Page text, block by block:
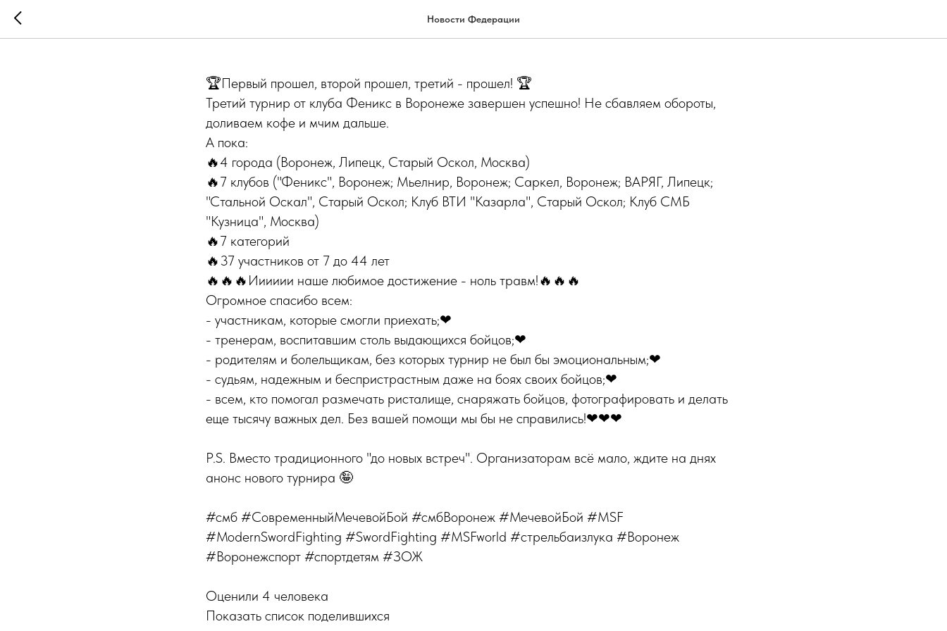
Новости Федерации
Турнир по СМБ прошёл в Липецке!
🏆Первый прошел, второй прошел, третий - прошел! 🏆
Третий турнир от клуба Феникс в Воронеже завершен успешно! Не сбавляем обороты,
доливаем кофе и мчим дальше.
А пока:
🔥4 города (Воронеж, Липецк, Старый Оскол, Москва)
🔥7 клубов ("Феникс", Воронеж; Мьелнир, Воронеж; Саркел, Воронеж; ВАРЯГ, Липецк;
"Стальной Оскал", Старый Оскол; Клуб ВТИ "Казарла", Старый Оскол; Клуб СМБ
"Кузница", Москва)
🔥7 категорий
🔥37 участников от 7 до 44 лет
🔥🔥🔥Ииииии наше любимое достижение - ноль травм!🔥🔥🔥
Огромное спасибо всем:
- участникам, которые смогли приехать;❤
- тренерам, воспитавшим столь выдающихся бойцов;❤
- родителям и болельщикам, без которых турнир не был бы эмоциональным;❤
- судьям, надежным и беспристрастным даже на боях своих бойцов;❤
- всем, кто помогал размечать ристалище, снаряжать бойцов, фотографировать и делать
еще тысячу важных дел. Без вашей помощи мы бы не справились!❤❤❤
P.S. Вместо традиционного "до новых встреч". Организаторам всё мало, ждите на днях
анонс нового турнира 🤪
#смб #СовременныйМечевойБой #смбВоронеж #МечевойБой #MSF
#ModernSwordFighting #SwordFighting #MSFworld #стрельбаизлука #Воронеж
#Воронежспорт #спортдетям #ЗОЖ
Оценили 4 человека
Показать список поделившихся